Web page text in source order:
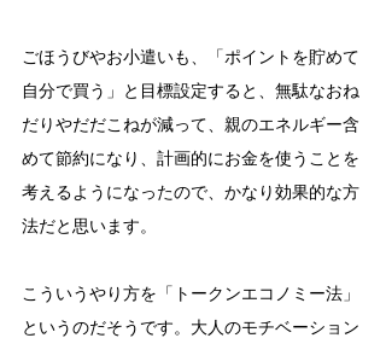
ごほうびやお小遣いも、「ポイントを貯めて
自分で買う」と目標設定すると、無駄なおね
だりやだだこねが減って、親のエネルギー含
めて節約になり、計画的にお金を使うことを
考えるようになったので、かなり効果的な方
法だと思います。
こういうやり方を「トークンエコノミー法」
というのだそうです。大人のモチベーション